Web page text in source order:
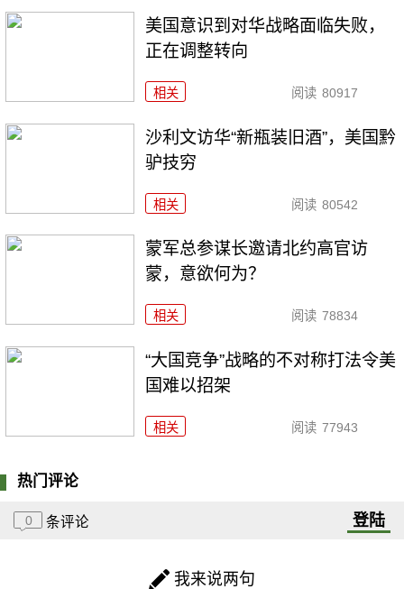
美国意识到对华战略面临失败，
正在调整转向
相关 阅读 80917
沙利文访华“新瓶装旧酒”，美国黔
驴技穷
相关 阅读 80542
​蒙军总参谋长邀请北约高官访
蒙，意欲何为？
相关 阅读 78834
“大国竞争”战略的不对称打法令美
国难以招架
相关 阅读 77943
热门评论
0 条评论 登陆
我来说两句